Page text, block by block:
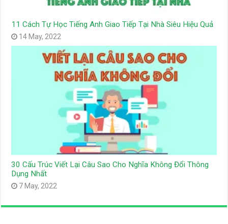
11 Cách Tự Học Tiếng Anh Giao Tiếp Tại Nhà Siêu Hiệu Quả
14 May, 2022
30 Cấu Trúc Viết Lại Câu Sao Cho Nghĩa Không Đổi Thông
Dụng Nhất
7 May, 2022